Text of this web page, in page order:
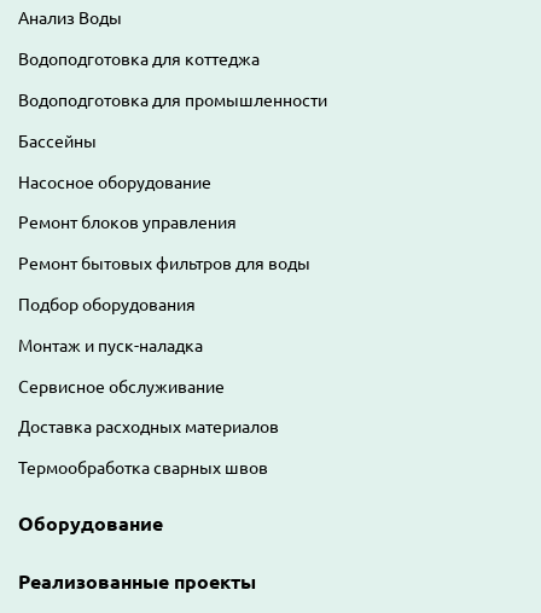
Анализ Воды
Водоподготовка для коттеджа
Водоподготовка для промышленности
Бассейны
Насосное оборудование
Ремонт блоков управления
Ремонт бытовых фильтров для воды
Подбор оборудования
Монтаж и пуск-наладка
Сервисное обслуживание
Доставка расходных материалов
Термообработка сварных швов
Оборудование
Реализованные проекты